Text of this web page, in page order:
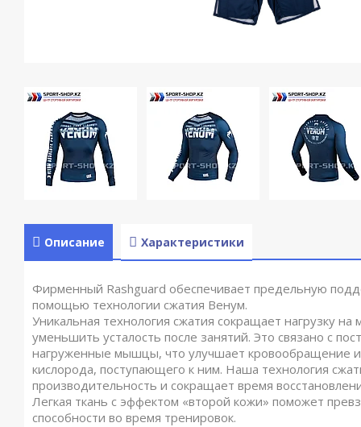
Описание Характеристики
Фирменный Rashguard обеспечивает предельную
помощью технологии сжатия Венум.
Уникальная технология сжатия сокращает нагрузку
уменьшить усталость после занятий. Это связано с
нагруженные мышцы, что улучшает кровообращение
кислорода, поступающего к ним. Наша технология
производительность и сокращает время
Легкая ткань с эффектом «второй кожи» поможет
способности во время тренировок.